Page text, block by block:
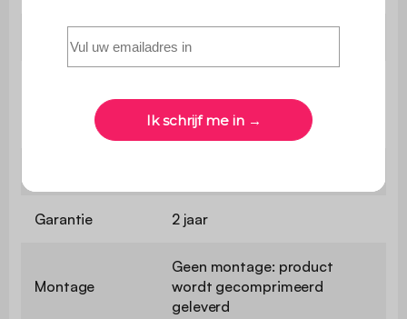
ondersteund
110 kg
Garantie 2 jaar
Montage
Geen montage: product
wordt gecomprimeerd
geleverd